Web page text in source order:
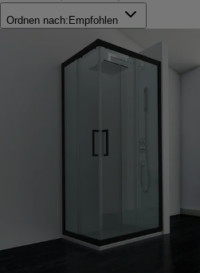
Ordnen nach: Empfohlen